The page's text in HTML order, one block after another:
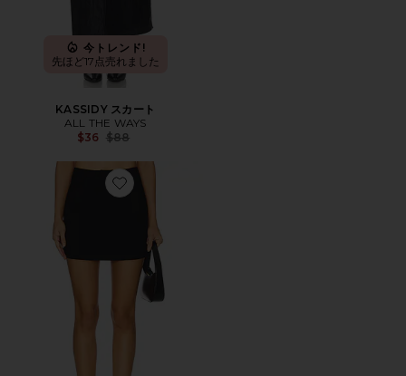
今トレンド!
先ほど17点売れました
KASSIDY スカート
ALL THE WAYS
$36 Previous price:
$88
Favorite AVALEE スカート